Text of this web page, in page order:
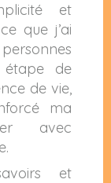
et
que j’ai
étape de
de vie,
ma
avec
et